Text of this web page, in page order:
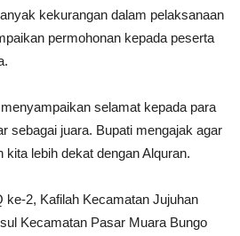
kekurangan dalam pelaksanaan
permohonan kepada peserta
selamat kepada para
sebagai juara. Bupati mengajak agar
lebih dekat dengan Alquran.
ke-2, Kafilah Kecamatan Jujuhan
Kecamatan Pasar Muara Bungo